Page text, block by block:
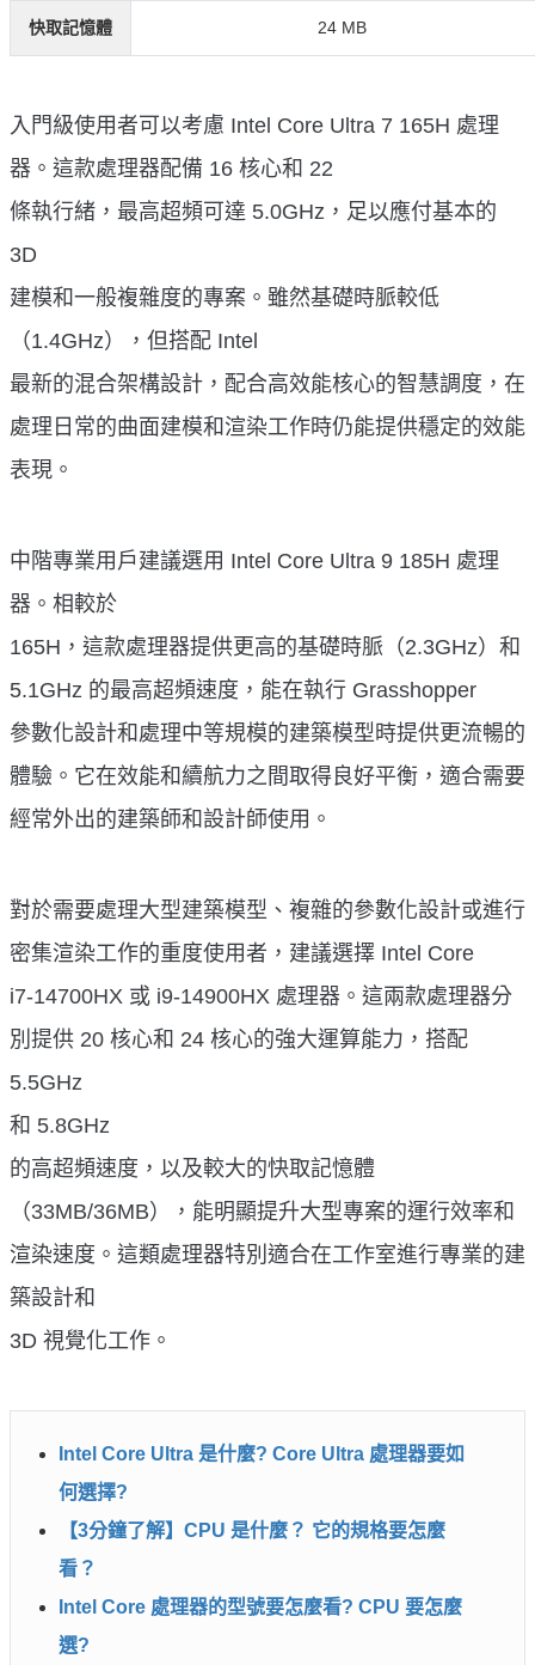
快取記憶體 24 MB
入門級使用者可以考慮 Intel Core Ultra 7 165H 處理
器。這款處理器配備 16 核心和 22
條執行緒，最高超頻可達 5.0GHz，足以應付基本的
3D
建模和一般複雜度的專案。雖然基礎時脈較低
（1.4GHz），但搭配 Intel
最新的混合架構設計，配合高效能核心的智慧調度，在
處理日常的曲面建模和渲染工作時仍能提供穩定的效能
表現。
中階專業用戶建議選用 Intel Core Ultra 9 185H 處理
器。相較於
165H，這款處理器提供更高的基礎時脈（2.3GHz）和
5.1GHz 的最高超頻速度，能在執行 Grasshopper
參數化設計和處理中等規模的建築模型時提供更流暢的
體驗。它在效能和續航力之間取得良好平衡，適合需要
經常外出的建築師和設計師使用。
對於需要處理大型建築模型、複雜的參數化設計或進行
密集渲染工作的重度使用者，建議選擇 Intel Core
i7-14700HX 或 i9-14900HX 處理器。這兩款處理器分
別提供 20 核心和 24 核心的強大運算能力，搭配
5.5GHz
和 5.8GHz
的高超頻速度，以及較大的快取記憶體
（33MB/36MB），能明顯提升大型專案的運行效率和
渲染速度。這類處理器特別適合在工作室進行專業的建
築設計和
3D 視覺化工作。
Intel Core Ultra 是什麼? Core Ultra 處理器要如
何選擇?
【3分鐘了解】CPU 是什麼？ 它的規格要怎麼
看？
Intel Core 處理器的型號要怎麼看? CPU 要怎麼
選?